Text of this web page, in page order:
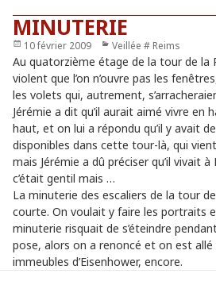
MINUTERIE
Publié
le
10 février 2009 Catégories
Veillée # Reims
Au quatorzième étage de la tour de la
violent que l’on n’ouvre pas les
les volets qui, autrement,
Jérémie a dit qu’il aurait aimé vivre en
haut, et on lui a répondu qu’il y avait
disponibles dans cette tour-là, qui
mais Jérémie a dû préciser qu’il vivait
c’était gentil mais …
La minuterie des escaliers de la tour
courte. On voulait y faire les portraits
minuterie risquait de s’éteindre
pose, alors on a renoncé et on est allé
immeubles d’Eisenhower, encore.